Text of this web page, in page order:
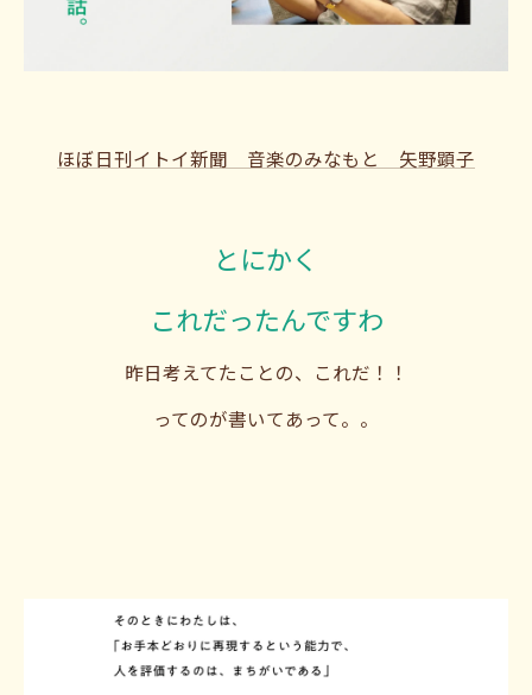
ほぼ日刊イトイ新聞 音楽のみなもと 矢野顕子
とにかく
これだったんですわ
昨日考えてたことの、これだ！！
ってのが書いてあって。。